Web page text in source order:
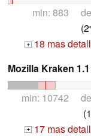
min: 883
+ 18 mas
Mozilla Kraken 1.1
min: 10742
+ 17 mas